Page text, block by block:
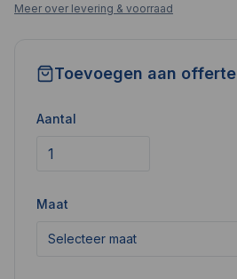
Meer over levering & voorraad
Toevoegen aan offerte
Aantal
Maat
Selecteer maat